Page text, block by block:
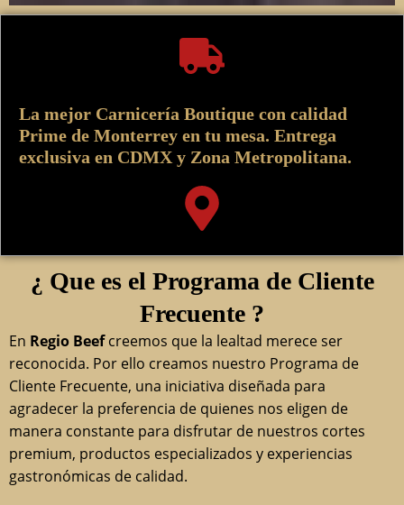
La mejor Carnicería Boutique con calidad
Prime de Monterrey en tu mesa. Entrega
exclusiva en CDMX y Zona Metropolitana.
¿ Que es el Programa de Cliente
Frecuente ?
En Regio Beefcreemos que la lealtad merece ser
reconocida. Por ello creamos nuestro Programa de
Cliente Frecuente, una iniciativa diseñada para
agradecer la preferencia de quienes nos eligen de
manera constante para disfrutar de nuestros cortes
premium, productos especializados y experiencias
gastronómicas de calidad.